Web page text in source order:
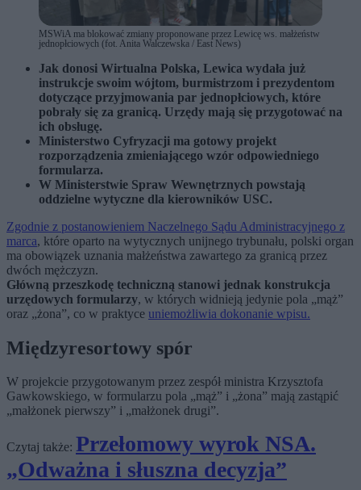
MSWiA ma blokować zmiany proponowane przez Lewicę ws. małżeństw
jednopłciowych (fot. Anita Walczewska / East News)
Jak donosi Wirtualna Polska, Lewica wydała już
instrukcje swoim wójtom, burmistrzom i prezydentom
dotyczące przyjmowania par jednopłciowych, które
pobrały się za granicą. Urzędy mają się przygotować na
ich obsługę.
Ministerstwo Cyfryzacji ma gotowy projekt
rozporządzenia zmieniającego wzór odpowiedniego
formularza.
W Ministerstwie Spraw Wewnętrznych powstają
oddzielne wytyczne dla kierowników USC.
Zgodnie z postanowieniem Naczelnego Sądu Administracyjnego z
marca, które oparto na wytycznych unijnego trybunału, polski organ
ma obowiązek uznania małżeństwa zawartego za granicą przez
dwóch mężczyzn.
Główną przeszkodę techniczną stanowi jednak konstrukcja
urzędowych formularzy, w których widnieją jedynie pola „mąż”
oraz „żona”, co w praktyce uniemożliwia dokonanie wpisu.
Międzyresortowy spór
W projekcie przygotowanym przez zespół ministra Krzysztofa
Gawkowskiego, w formularzu pola „mąż” i „żona” mają zastąpić
„małżonek pierwszy” i „małżonek drugi”.
Czytaj także: Przełomowy wyrok NSA.
„Odważna i słuszna decyzja”